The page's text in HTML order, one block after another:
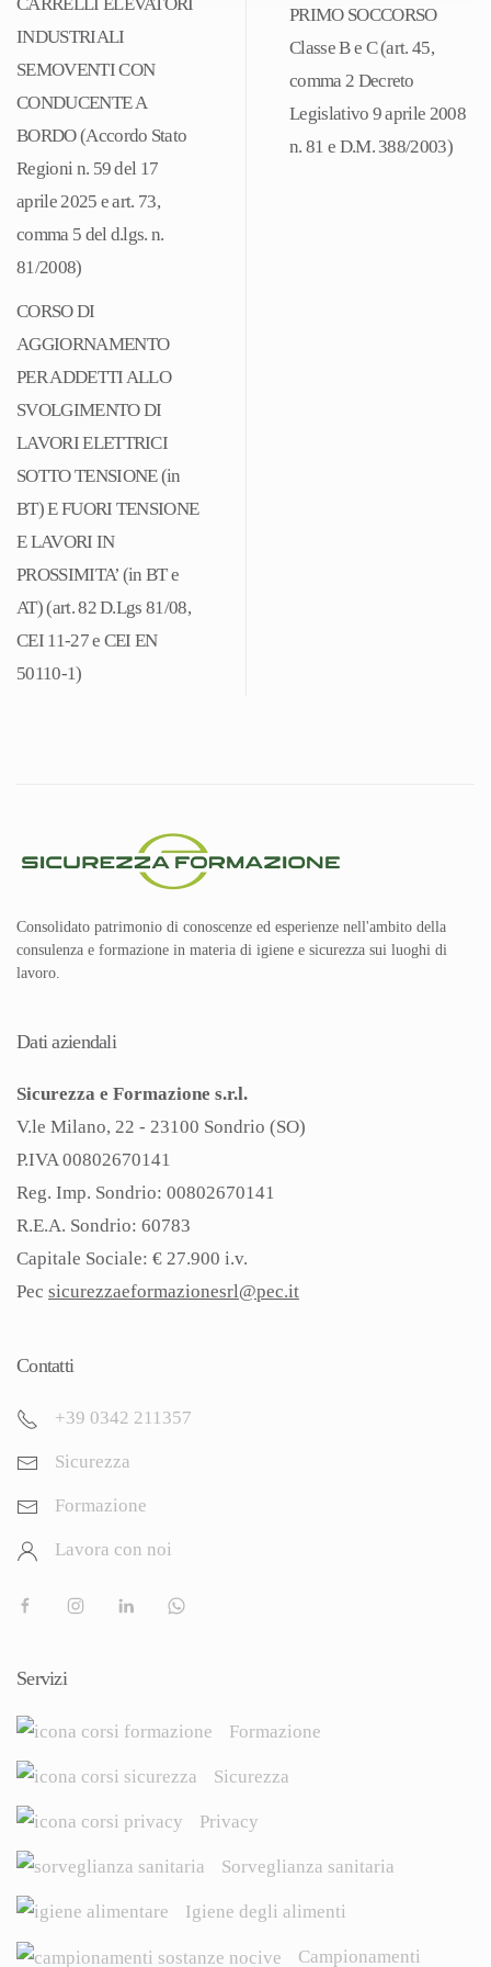
del
17
aprile
2025)
quantità
INDUSTRIALI
SEMOVENTI CON
CONDUCENTE A
BORDO (Accordo Stato
Regioni n. 59 del 17
aprile 2025 e art. 73,
comma 5 del d.lgs. n.
81/2008)
CORSO DI
AGGIORNAMENTO
PER ADDETTI ALLO
SVOLGIMENTO DI
LAVORI ELETTRICI
SOTTO TENSIONE (in
BT) E FUORI TENSIONE
E LAVORI IN
PROSSIMITA’ (in BT e
AT) (art. 82 D.Lgs 81/08,
CEI 11-27 e CEI EN
50110-1)
PRIMO SOCCORSO
Classe B e C (art. 45,
comma 2 Decreto
Legislativo 9 aprile 2008
n. 81 e D.M. 388/2003)
Consolidato patrimonio di conoscenze ed esperienze nell'ambito della
consulenza e formazione in materia di igiene e sicurezza sui luoghi di
lavoro.
Dati aziendali
Sicurezza e Formazione s.r.l.
V.le Milano, 22 - 23100 Sondrio (SO)
P.IVA 00802670141
Reg. Imp. Sondrio: 00802670141
R.E.A. Sondrio: 60783
Capitale Sociale: € 27.900 i.v.
Pec sicurezzaeformazionesrl@pec.it
Contatti
+39 0342 211357
Sicurezza
Formazione
Lavora con noi
Servizi
Formazione
Sicurezza
Privacy
Sorveglianza sanitaria
Igiene degli alimenti
Campionamenti